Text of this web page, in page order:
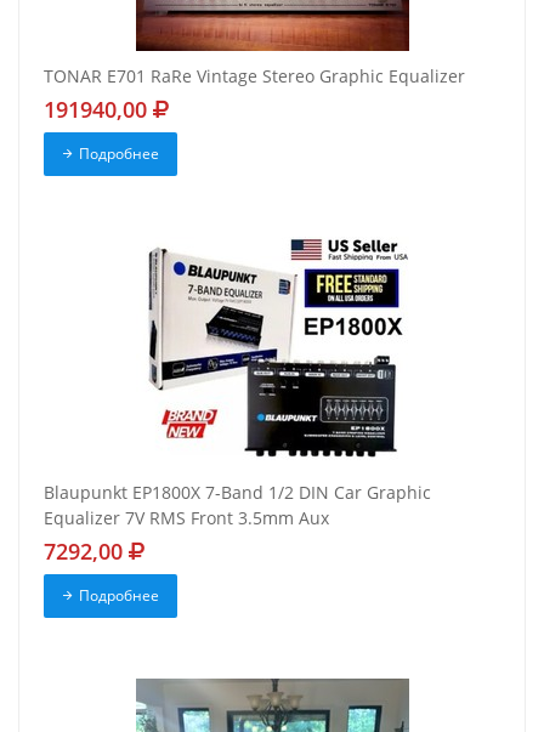
TONAR E701 RaRe Vintage Stereo Graphic Equalizer
191940,00
Подробнее
Blaupunkt EP1800X 7-Band 1/2 DIN Car Graphic
Equalizer 7V RMS Front 3.5mm Aux
7292,00
Подробнее